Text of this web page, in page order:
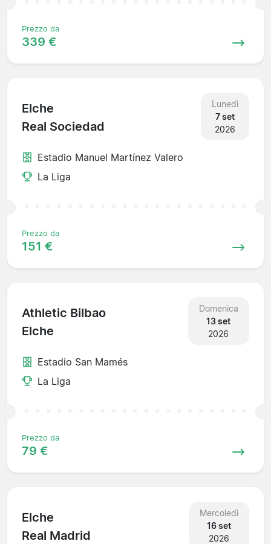
Prezzo da
339 €
Elche
Real Sociedad
Lunedì
7 set
2026
Estadio Manuel Martínez Valero
La Liga
Prezzo da
151 €
Athletic Bilbao
Elche
Domenica
13 set
2026
Estadio San Mamés
La Liga
Prezzo da
79 €
Elche
Real Madrid
Mercoledì
16 set
2026